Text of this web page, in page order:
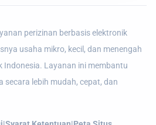
perizinan berbasis elektronik
usaha mikro, kecil, dan menengah
Indonesia. Layanan ini membantu
secara lebih mudah, cepat, dan